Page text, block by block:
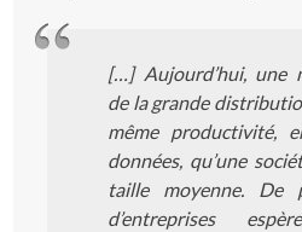
[…] Aujourd’hui, une
de la grande
même productivité,
données, qu’une
taille moyenne. De
d’entreprises